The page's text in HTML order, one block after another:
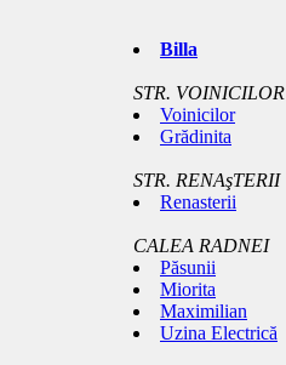
Billa
STR. VOINICILOR
Voinicilor
Grădinita
STR. RENAşTERII
Renasterii
CALEA RADNEI
Păsunii
Miorita
Maximilian
Uzina Electrică